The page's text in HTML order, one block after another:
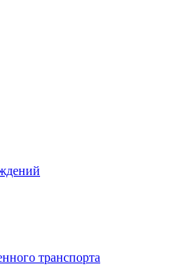
транспорта